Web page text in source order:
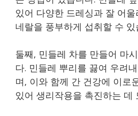
있어 다양한 드레싱과 잘 어
네랄을 풍부하게 섭취할 수 있
둘째, 민들레 차를 만들어 마
다. 민들레 뿌리를 끓여 우려
며, 이와 함께 간 건강에 이로
있어 생리작용을 촉진하는 데